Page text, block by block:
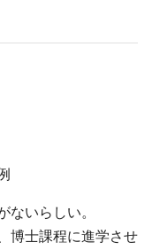
いらしい。
博士課程に進学させ